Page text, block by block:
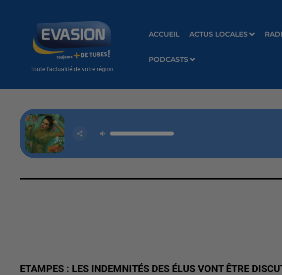
Toute l'actualité de votre région
ACCUEIL ACTUS LOCALES
PODCASTS
ETAMPES : LES INDEMNITÉS DES ÉLUS VONT ÊTRE